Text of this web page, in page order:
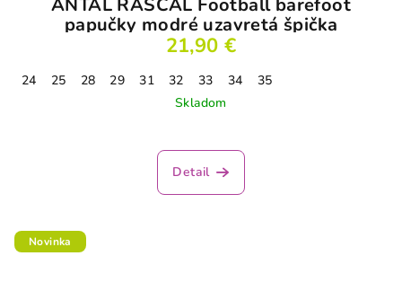
ANTAL RASCAL Football barefoot
papučky modré uzavretá špička
21,90 €
24 25 28 29 31 32 33 34
35
Skladom
Detail
Novinka